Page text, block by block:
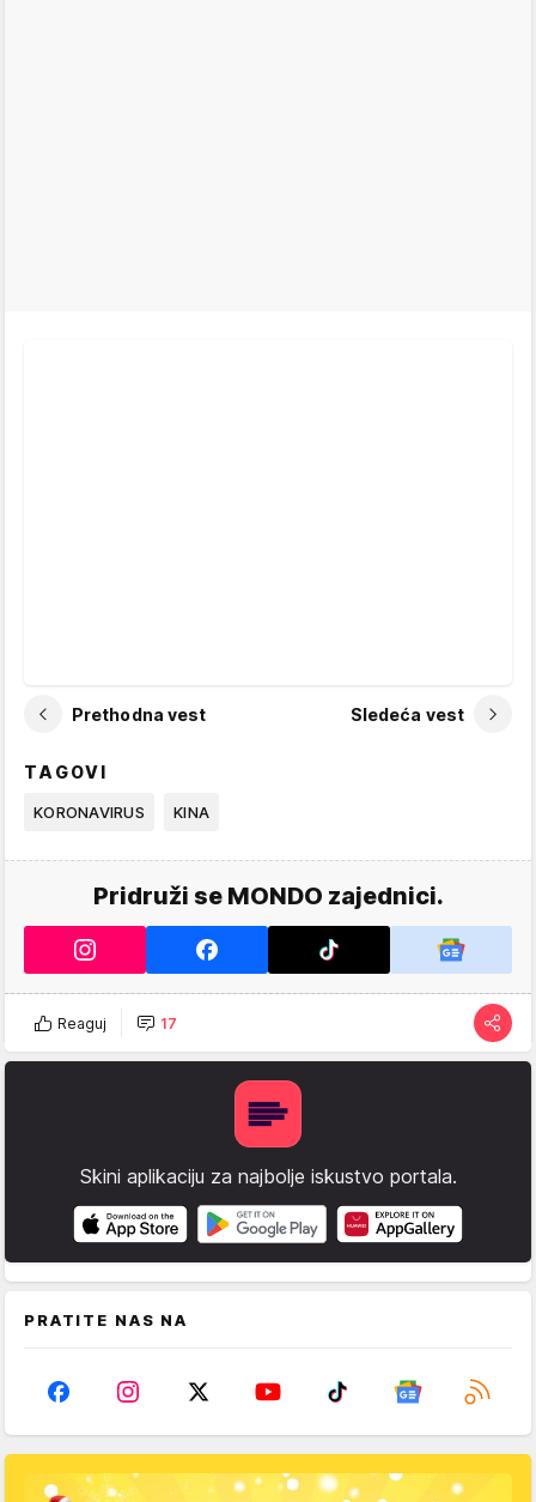
Prethodna vest Sledeća vest
TAGOVI
KORONAVIRUS KINA
Pridruži se MONDO zajednici.
Reaguj 17
Skini aplikaciju za najbolje iskustvo portala.
PRATITE NAS NA